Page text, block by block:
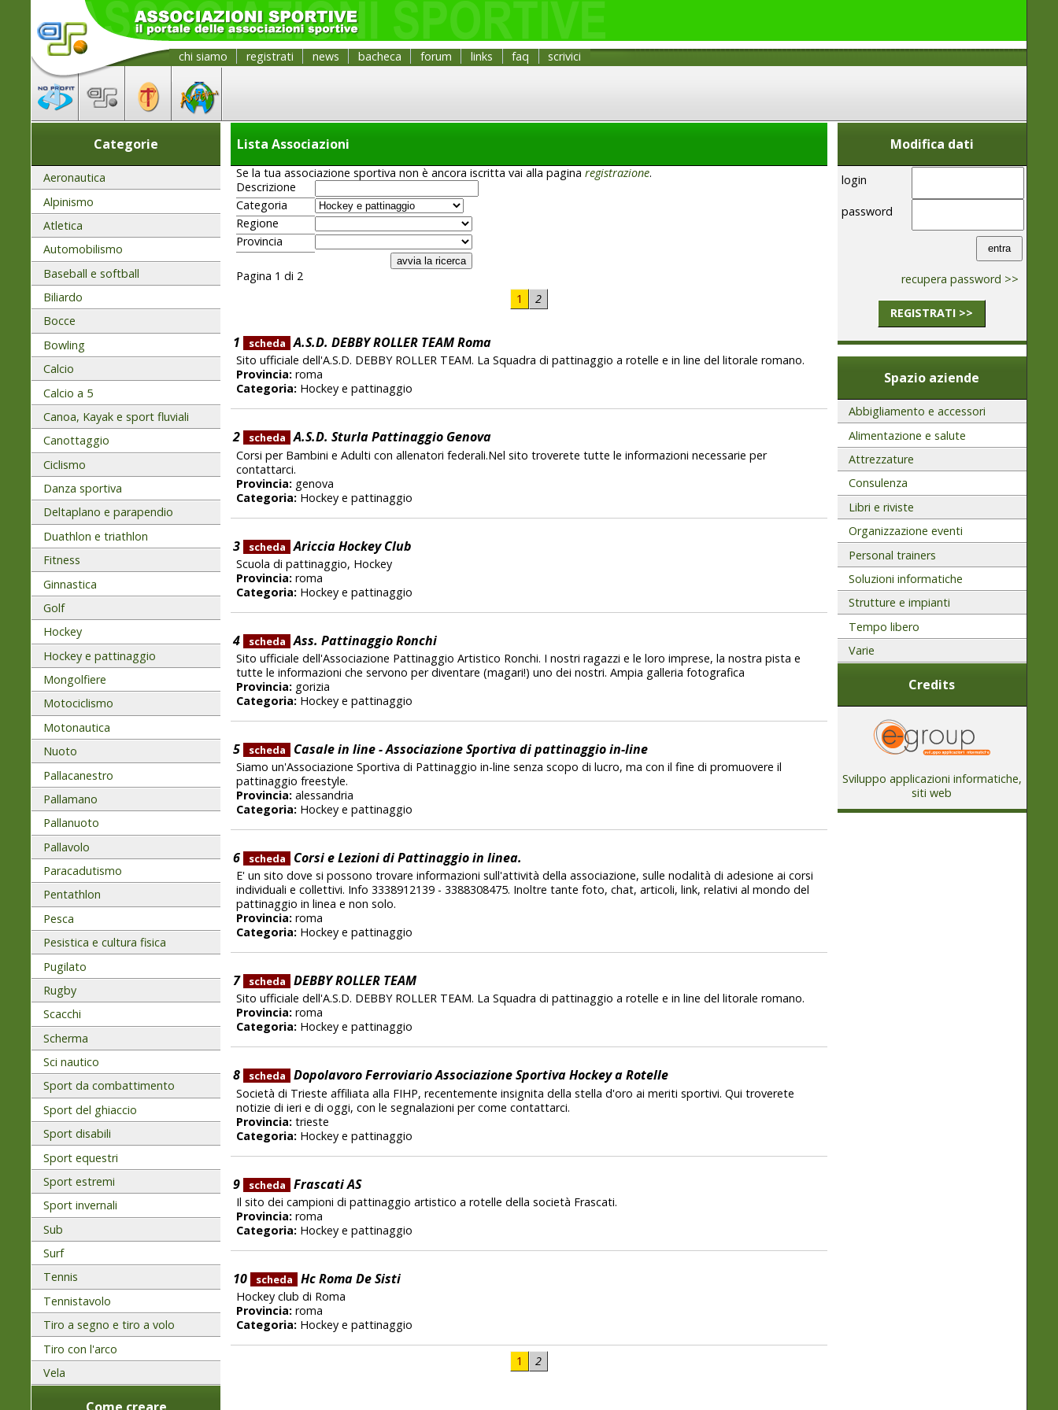
chi siamo registrati news bacheca forum links faq scrivici
Categorie
Aeronautica
Alpinismo
Atletica
Automobilismo
Baseball e softball
Biliardo
Bocce
Bowling
Calcio
Calcio a 5
Canoa, Kayak e sport fluviali
Canottaggio
Ciclismo
Danza sportiva
Deltaplano e parapendio
Duathlon e triathlon
Fitness
Ginnastica
Golf
Hockey
Hockey e pattinaggio
Mongolfiere
Motociclismo
Motonautica
Nuoto
Pallacanestro
Pallamano
Pallanuoto
Pallavolo
Paracadutismo
Pentathlon
Pesca
Pesistica e cultura fisica
Pugilato
Rugby
Scacchi
Scherma
Sci nautico
Sport da combattimento
Sport del ghiaccio
Sport disabili
Sport equestri
Sport estremi
Sport invernali
Sub
Surf
Tennis
Tennistavolo
Tiro a segno e tiro a volo
Tiro con l'arco
Vela
Lista Associazioni
Se la tua associazione sportiva non è ancora iscritta vai alla paginaregistrazione.
Descrizione
Categoria
Regione
Provincia
Pagina 1 di 2
1
2
1 scheda A.S.D. DEBBY ROLLER TEAM Roma
Sito ufficiale dell'A.S.D. DEBBY ROLLER TEAM. La Squadra di pattinaggio a rotelle e in line del litorale romano.
Provincia: roma
Categoria: Hockey e pattinaggio
2 scheda A.S.D. Sturla Pattinaggio Genova
Corsi per Bambini e Adulti con allenatori federali.Nel sito troverete tutte le informazioni necessarie per
contattarci.
Provincia: genova
Categoria: Hockey e pattinaggio
3 scheda Ariccia Hockey Club
Scuola di pattinaggio, Hockey
Provincia: roma
Categoria: Hockey e pattinaggio
4 scheda Ass. Pattinaggio Ronchi
Sito ufficiale dell'Associazione Pattinaggio Artistico Ronchi. I nostri ragazzi e le loro imprese, la nostra pista e
tutte le informazioni che servono per diventare (magari!) uno dei nostri. Ampia galleria fotografica
Provincia: gorizia
Categoria: Hockey e pattinaggio
5 scheda Casale in line - Associazione Sportiva di pattinaggio in-line
Siamo un'Associazione Sportiva di Pattinaggio in-line senza scopo di lucro, ma con il fine di promuovere il
pattinaggio freestyle.
Provincia: alessandria
Categoria: Hockey e pattinaggio
6 scheda Corsi e Lezioni di Pattinaggio in linea.
E' un sito dove si possono trovare informazioni sull'attività della associazione, sulle nodalità di adesione ai corsi
individuali e collettivi. Info 3338912139 - 3388308475. Inoltre tante foto, chat, articoli, link, relativi al mondo del
pattinaggio in linea e non solo.
Provincia: roma
Categoria: Hockey e pattinaggio
7 scheda DEBBY ROLLER TEAM
Sito ufficiale dell'A.S.D. DEBBY ROLLER TEAM. La Squadra di pattinaggio a rotelle e in line del litorale romano.
Provincia: roma
Categoria: Hockey e pattinaggio
8 scheda Dopolavoro Ferroviario Associazione Sportiva Hockey a Rotelle
Società di Trieste affiliata alla FIHP, recentemente insignita della stella d'oro ai meriti sportivi. Qui troverete
notizie di ieri e di oggi, con le segnalazioni per come contattarci.
Provincia: trieste
Categoria: Hockey e pattinaggio
9 scheda Frascati AS
Il sito dei campioni di pattinaggio artistico a rotelle della società Frascati.
Provincia: roma
Categoria: Hockey e pattinaggio
10 scheda Hc Roma De Sisti
Hockey club di Roma
Provincia: roma
Categoria: Hockey e pattinaggio
1 2
Modifica dati
login
password
recupera password >>
REGISTRATI >>
Spazio aziende
Abbigliamento e accessori
Alimentazione e salute
Attrezzature
Consulenza
Libri e riviste
Organizzazione eventi
Personal trainers
Soluzioni informatiche
Strutture e impianti
Tempo libero
Varie
Credits
Sviluppo applicazioni informatiche,
siti web